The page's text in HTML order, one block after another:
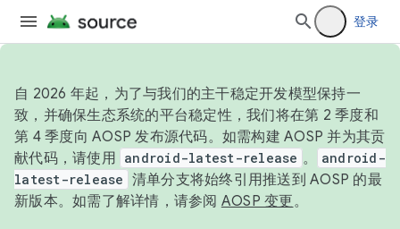
登录
自 2026 年起，为了与我们的主干稳定开发模型保持一
致，并确保生态系统的平台稳定性，我们将在第 2 季度和
第 4 季度向 AOSP 发布源代码。如需构建 AOSP 并为其贡
献代码，请使用 android-latest-release 。
android-
latest-release 清单分支将始终引用推送到 AOSP 的最
新版本。如需了解详情，请参阅 AOSP 变更。